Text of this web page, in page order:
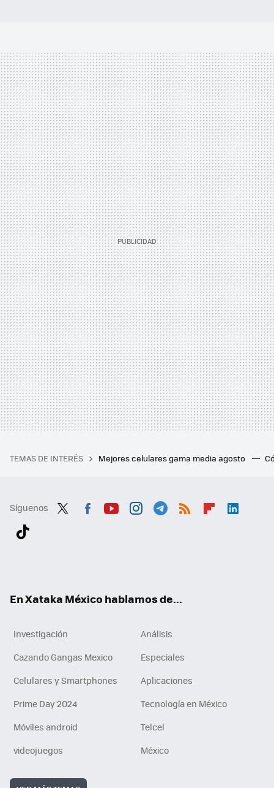
TEMAS DE INTERÉS Mejores celulares gama media agosto
Síguenos
En Xataka México hablamos de...
Investigación
Análisis
Cazando Gangas Mexico
Especiales
Celulares y Smartphones
Aplicaciones
Prime Day 2024
Tecnología en México
Móviles android
Telcel
videojuegos
México